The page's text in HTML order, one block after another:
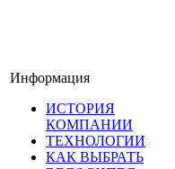
Информация
ИСТОРИЯ
КОМПАНИИ
ТЕХНОЛОГИИ
КАК ВЫБРАТЬ